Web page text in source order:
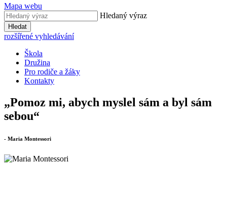
Mapa webu
Hledaný výraz
Hledat
rozšířené vyhledávání
Škola
Družina
Pro rodiče a žáky
Kontakty
„Pomoz mi, abych myslel sám a byl sám
sebou“
- Maria Montessori